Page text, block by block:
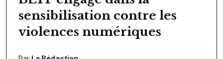
sensibilisation contre les
violences numériques